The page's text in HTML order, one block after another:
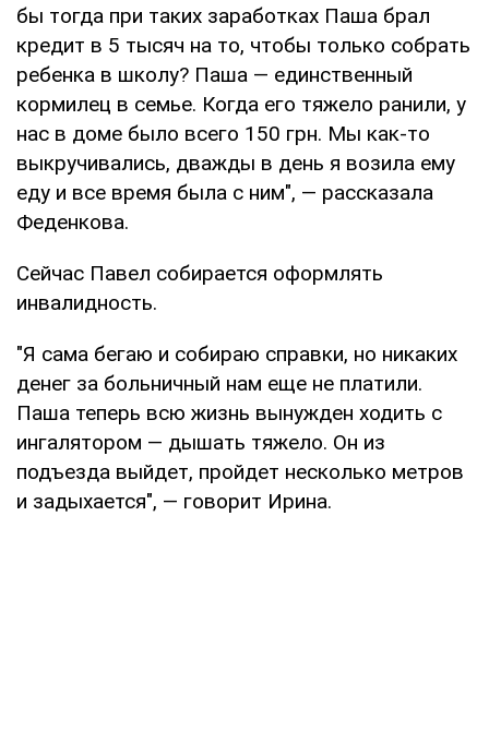
бы тогда при таких заработках Паша брал
кредит в 5 тысяч на то, чтобы только собрать
ребенка в школу? Паша — единственный
кормилец в семье. Когда его тяжело ранили, у
нас в доме было всего 150 грн. Мы как-то
выкручивались, дважды в день я возила ему
еду и все время была с ним", — рассказала
Феденкова.
Сейчас Павел собирается оформлять
инвалидность.
"Я сама бегаю и собираю справки, но никаких
денег за больничный нам еще не платили.
Паша теперь всю жизнь вынужден ходить с
ингалятором — дышать тяжело. Он из
подъезда выйдет, пройдет несколько метров
и задыхается", — говорит Ирина.